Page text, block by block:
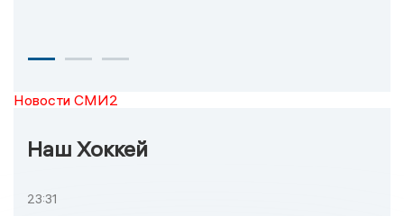
Новости СМИ2
Наш Хоккей
23:31